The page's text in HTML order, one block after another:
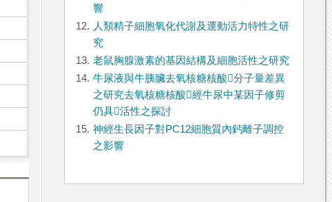
響
12. 人類精子細胞氧化代謝及運動活力特性之研
究
13. 老鼠胸腺激素的基因結構及細胞活性之研究
14. 牛尿液與牛胰臟去氧核糖核酸分子量差異
之研究去氧核糖核酸經牛尿中某因子修剪
仍具活性之探討
15. 神經生長因子對PC12細胞質內鈣離子調控
之影響